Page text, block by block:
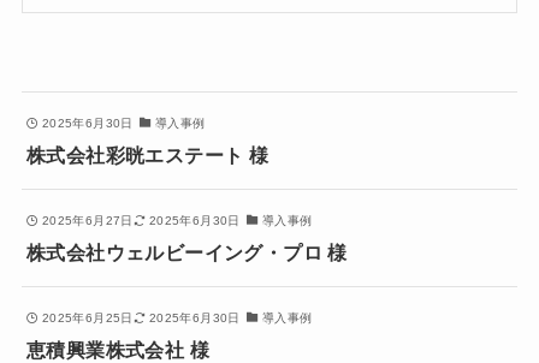
2025年6月30日 導入事例
株式会社彩晄エステート 様
2025年6月27日 2025年6月30日 導入事例
株式会社ウェルビーイング・プロ 様
2025年6月25日 2025年6月30日 導入事例
恵積興業株式会社 様